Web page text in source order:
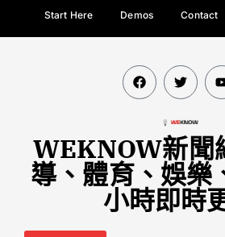
Start Here Demos Contact
WEKNOW新聞
導、體育、娛樂
小時即時